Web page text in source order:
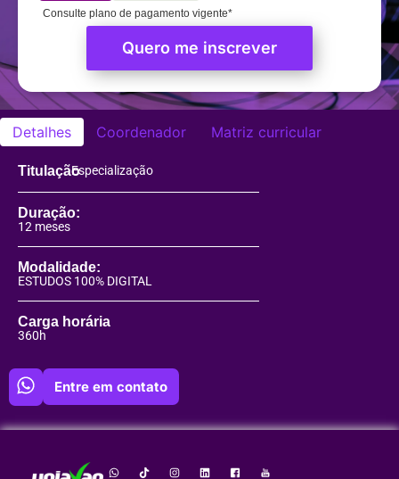
Consulte plano de pagamento vigente*
Quero me inscrever
Detalhes Coordenador Matriz curricular
TitulaçãoEspecialização
Duração:
12 meses
Modalidade:
ESTUDOS 100% DIGITAL
Carga horária
360h
Entre em contato